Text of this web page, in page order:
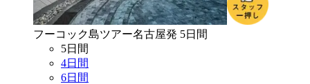
フーコック島ツアー名古屋発 5日間
5日間
4日間
6日間